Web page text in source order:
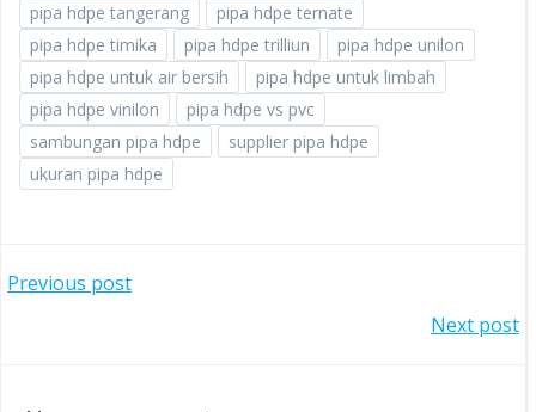
pipa hdpe tangerang
pipa hdpe ternate
pipa hdpe timika
pipa hdpe trilliun
pipa hdpe unilon
pipa hdpe untuk air bersih
pipa hdpe untuk limbah
pipa hdpe vinilon
pipa hdpe vs pvc
sambungan pipa hdpe
supplier pipa hdpe
ukuran pipa hdpe
POST
Previous post
Next post